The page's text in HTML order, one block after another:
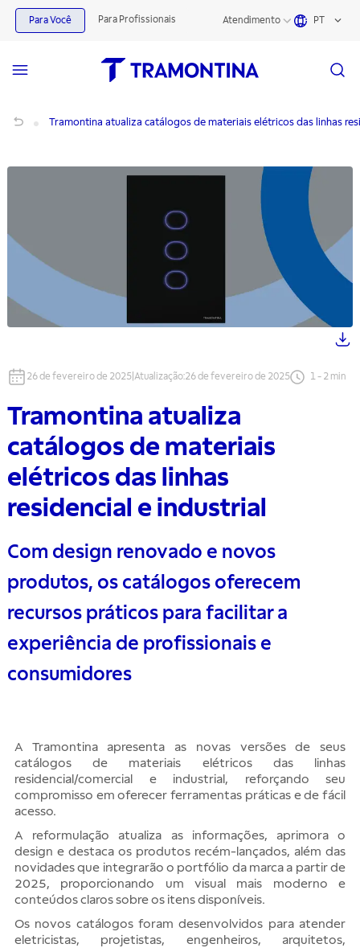
Para Você Para Profissionais Atendimento PT
Tramontina atualiza catálogos de materiais elétricos das linhas
26 de fevereiro de 2025 Atualização:26 de fevereiro de 2025 1- 2 min
Tramontina atualiza
catálogos de materiais
elétricos das linhas
residencial e industrial
Com design renovado e novos
produtos, os catálogos oferecem
recursos práticos para facilitar a
experiência de profissionais e
consumidores
A Tramontina apresenta as novas versões de seus
catálogos de materiais elétricos das linhas
residencial/comercial e industrial, reforçando seu
compromisso em oferecer ferramentas práticas e de fácil
acesso.
A reformulação atualiza as informações, aprimora o
design e destaca os produtos recém-lançados, além das
novidades que integrarão o portfólio da marca a partir de
2025, proporcionando um visual mais moderno e
conteúdos claros sobre os itens disponíveis.
Os novos catálogos foram desenvolvidos para atender
eletricistas, projetistas, engenheiros, arquitetos,